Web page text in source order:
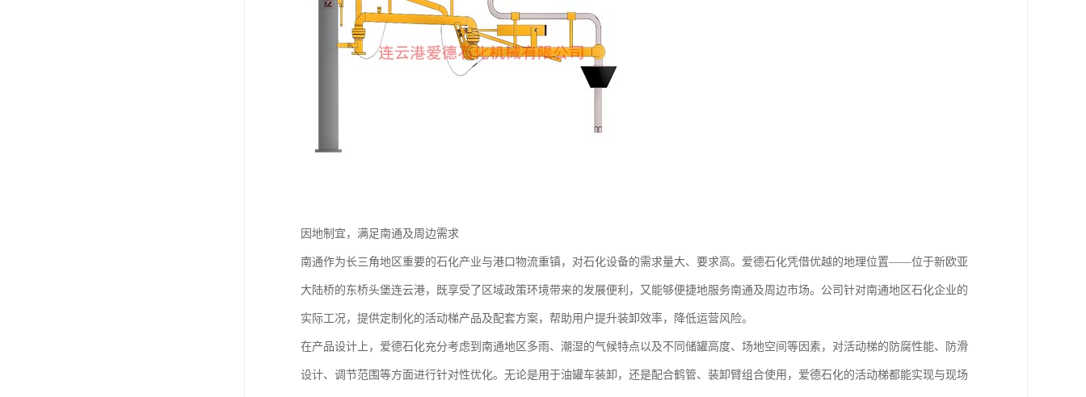
因地制宜，满足南通及周边需求
南通作为长三角地区重要的石化产业与港口物流重镇，对石化设备的需求量大、要求高。爱德石化凭借优越的地理位置——位于新欧亚
大陆桥的东桥头堡连云港，既享受了区域政策环境带来的发展便利，又能够便捷地服务南通及周边市场。公司针对南通地区石化企业的
实际工况，提供定制化的活动梯产品及配套方案，帮助用户提升装卸效率，降低运营风险。
在产品设计上，爱德石化充分考虑到南通地区多雨、潮湿的气候特点以及不同储罐高度、场地空间等因素，对活动梯的防腐性能、防滑
设计、调节范围等方面进行针对性优化。无论是用于油罐车装卸，还是配合鹤管、装卸臂组合使用，爱德石化的活动梯都能实现与现场